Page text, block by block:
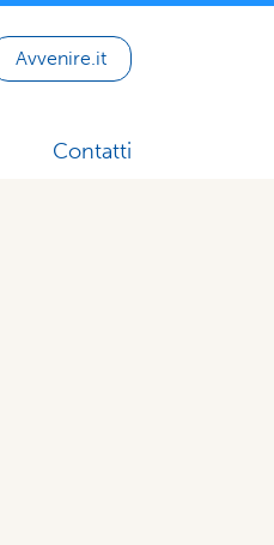
Avvenire.it
Contatti